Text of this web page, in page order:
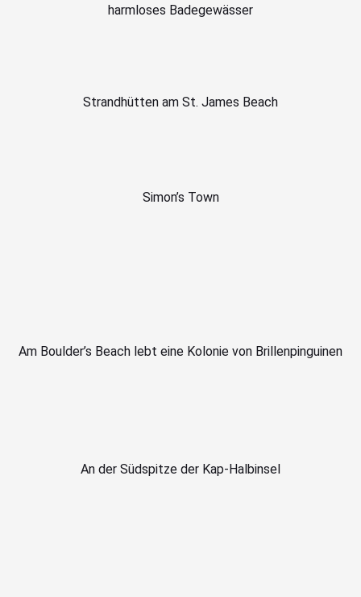
harmloses Badegewässer
Strandhütten am St. James Beach
Simon’s Town
Am Boulder’s Beach lebt eine Kolonie von Brillenpinguinen
An der Südspitze der Kap-Halbinsel